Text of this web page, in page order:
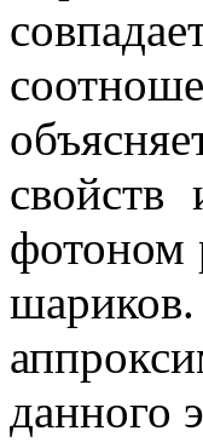
свойств
фотоном
данного